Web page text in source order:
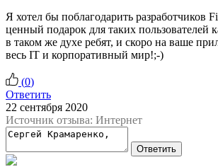
Я хотел бы поблагодарить разработчиков
ценный подарок для таких пользователей
в таком же духе ребят, и скоро на ваше
весь IT и корпоративный мир!;-)
(0)
Ответить
22 сентября 2020
Источник отзыва: Интернет
Ответить